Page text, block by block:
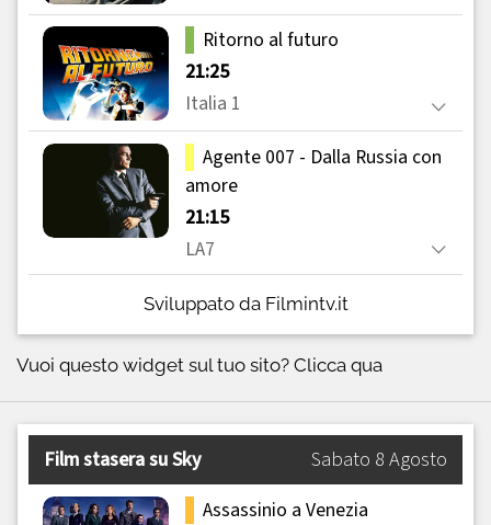
Sviluppato da Filmintv.it
Vuoi questo widget sul tuo sito? Clicca qua